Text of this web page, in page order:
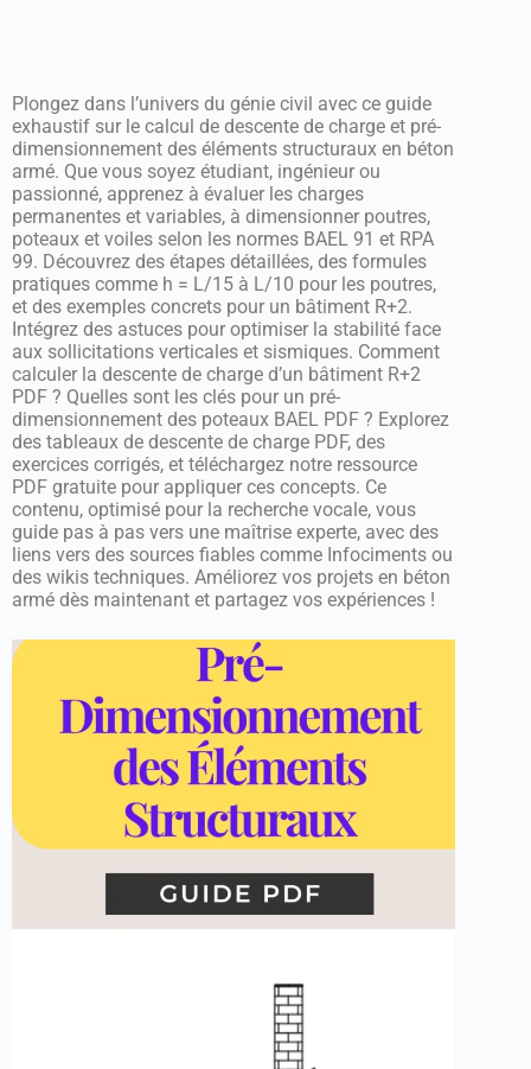
Plongez dans l’univers du génie civil avec ce guide
exhaustif sur le calcul de descente de charge et pré-
dimensionnement des éléments structuraux en béton
armé. Que vous soyez étudiant, ingénieur ou
passionné, apprenez à évaluer les charges
permanentes et variables, à dimensionner poutres,
poteaux et voiles selon les normes BAEL 91 et RPA
99. Découvrez des étapes détaillées, des formules
pratiques comme h = L/15 à L/10 pour les poutres,
et des exemples concrets pour un bâtiment R+2.
Intégrez des astuces pour optimiser la stabilité face
aux sollicitations verticales et sismiques. Comment
calculer la descente de charge d’un bâtiment R+2
PDF ? Quelles sont les clés pour un pré-
dimensionnement des poteaux BAEL PDF ? Explorez
des tableaux de descente de charge PDF, des
exercices corrigés, et téléchargez notre ressource
PDF gratuite pour appliquer ces concepts. Ce
contenu, optimisé pour la recherche vocale, vous
guide pas à pas vers une maîtrise experte, avec des
liens vers des sources fiables comme Infociments ou
des wikis techniques. Améliorez vos projets en béton
armé dès maintenant et partagez vos expériences !